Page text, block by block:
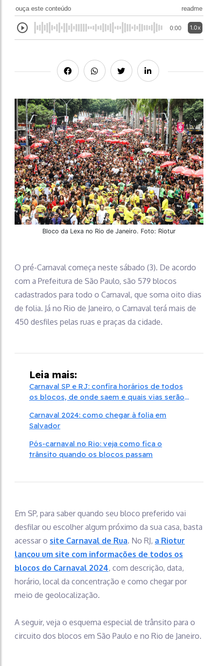
ouça este conteúdo readme
0:00 1.0x
Bloco da Lexa no Rio de Janeiro. Foto: Riotur
O pré-Carnaval começa neste sábado (3). De acordo
com a Prefeitura de São Paulo, são 579 blocos
cadastrados para todo o Carnaval, que soma oito dias
de folia. Já no Rio de Janeiro, o Carnaval terá mais de
450 desfiles pelas ruas e praças da cidade.
Leia mais:
Carnaval SP e RJ: confira horários de todos
os blocos, de onde saem e quais vias serão
Carnaval 2024: como chegar à folia em
Salvador
Pós-carnaval no Rio: veja como fica o
trânsito quando os blocos passam
Em SP, para saber quando seu bloco preferido vai
desfilar ou escolher algum próximo da sua casa, basta
acessar o site Carnaval de Rua. No RJ, a Riotur
lançou um site com informações de todos os
blocos do Carnaval 2024, com descrição, data,
horário, local da concentração e como chegar por
meio de geolocalização.
A seguir, veja o esquema especial de trânsito para o
circuito dos blocos em São Paulo e no Rio de Janeiro.